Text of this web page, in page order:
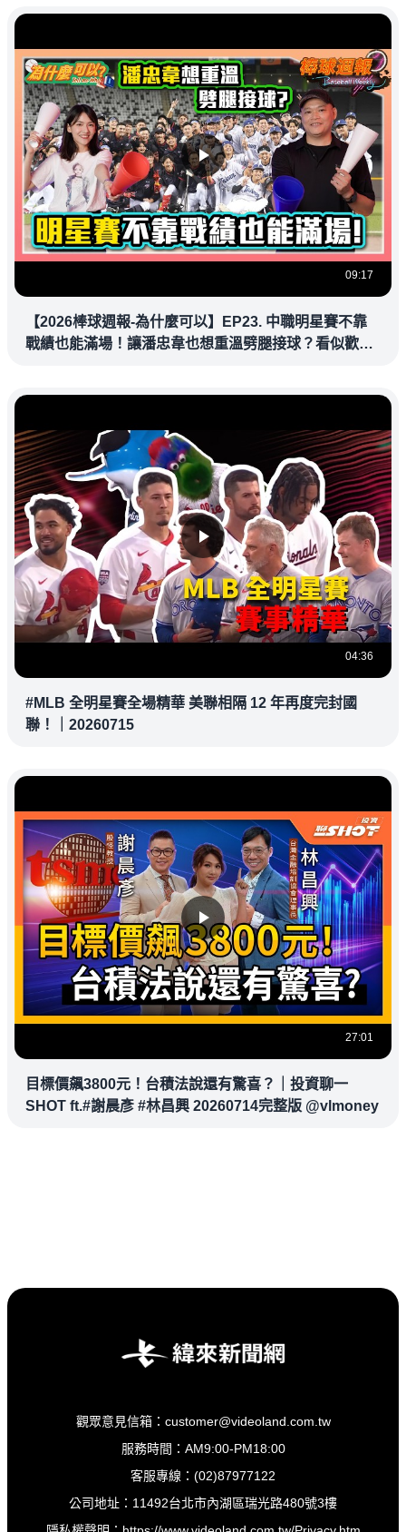
09:17
【2026棒球週報-為什麼可以】EP23. 中職明星賽不靠
戰績也能滿場！讓潘忠韋也想重溫劈腿接球？看似歡樂
04:36
#MLB 全明星賽全場精華 美聯相隔 12 年再度完封國
聯！｜20260715
27:01
目標價飆3800元！台積法說還有驚喜？｜投資聊一
SHOT ft.#謝晨彥 #林昌興 20260714完整版 @vlmoney
觀眾意見信箱：customer@videoland.com.tw
服務時間：AM9:00-PM18:00
客服專線：(02)87977122
公司地址：11492台北市內湖區瑞光路480號3樓